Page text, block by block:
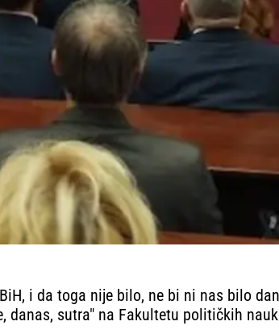
i da toga nije bilo, ne bi ni nas bilo
danas, sutra" na Fakultetu političkih